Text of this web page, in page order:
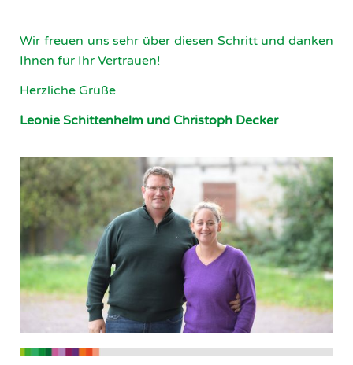
Wir freuen uns sehr über diesen Schritt und danken
Ihnen für Ihr Vertrauen!
Herzliche Grüße
Leonie Schittenhelm und Christoph Decker